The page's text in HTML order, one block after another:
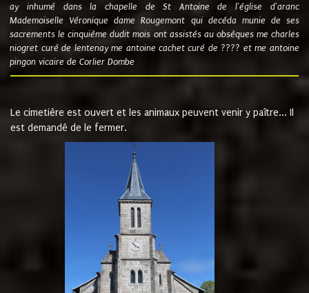
ay inhumé dans la chapelle de St Antoine de l'église d'aranc
Mademoiselle Véronique dame Rougemont qui decéda munie de ses
sacrements le cinquième dudit mois ont assistés au obsèques me charles
niogret curé de lentenay me antoine cachet curé de ???? et me antoine
pingon vicaire de Corlier Dombe
Le cimetière est ouvert et les animaux peuvent venir y paître... Il
est demandé de le fermer.